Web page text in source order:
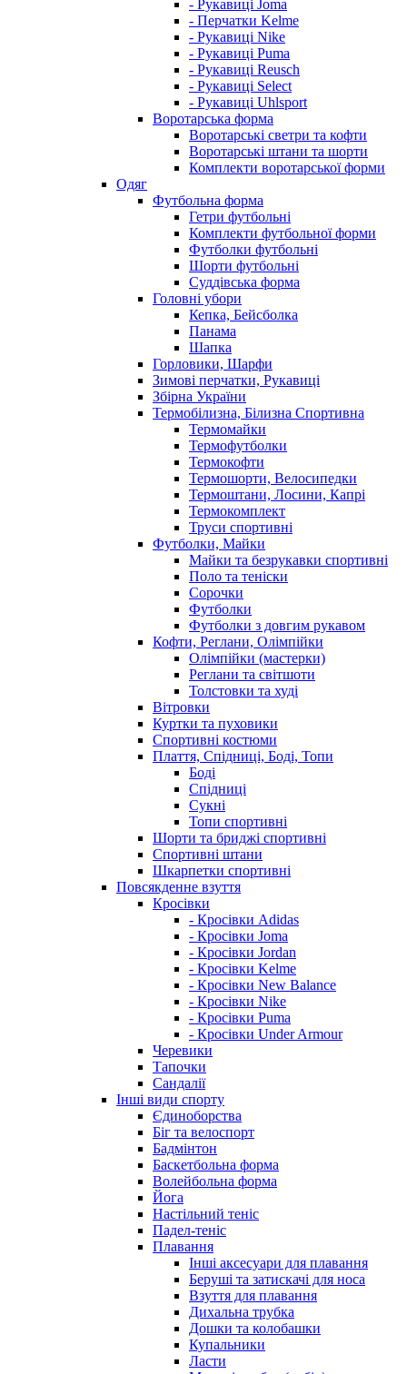
- Рукавиці Joma
- Перчатки Kelme
- Рукавиці Nike
- Рукавиці Puma
- Рукавиці Reusch
- Рукавиці Select
- Рукавиці Uhlsport
Воротарська форма
Воротарські светри та кофти
Воротарські штани та шорти
Комплекти воротарської форми
Одяг
Футбольна форма
Гетри футбольні
Комплекти футбольної форми
Футболки футбольні
Шорти футбольні
Суддівська форма
Головні убори
Кепка, Бейсболка
Панама
Шапка
Горловики, Шарфи
Зимові перчатки, Рукавиці
Збірна України
Термобілизна, Білизна Спортивна
Термомайки
Термофутболки
Термокофти
Термошорти, Велосипедки
Термоштани, Лосини, Капрі
Термокомплект
Труси спортивні
Футболки, Майки
Майки та безрукавки спортивні
Поло та теніски
Сорочки
Футболки
Футболки з довгим рукавом
Кофти, Реглани, Олімпійки
Олімпійки (мастерки)
Реглани та світшоти
Толстовки та худі
Вітровки
Куртки та пуховики
Спортивні костюми
Плаття, Спідниці, Боді, Топи
Боді
Спідниці
Сукні
Топи спортивні
Шорти та бриджі спортивні
Спортивні штани
Шкарпетки спортивні
Повсякденне взуття
Кросівки
- Кросівки Adidas
- Кросівки Joma
- Кросівки Jordan
- Кросівки Kelme
- Кросівки New Balance
- Кросівки Nike
- Кросівки Puma
- Кросівки Under Armour
Черевики
Тапочки
Сандалії
Інші види спорту
Єдиноборства
Біг та велоспорт
Бадмінтон
Баскетбольна форма
Волейбольна форма
Йога
Настільний теніс
Падел-теніс
Плавання
Інші аксесуари для плавання
Беруші та затискачі для носа
Взуття для плавання
Дихальна трубка
Дошки та колобашки
Купальники
Ласти